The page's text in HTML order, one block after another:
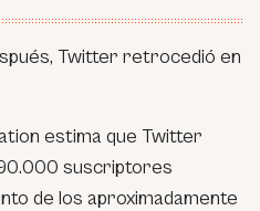
Twitter retrocedió en
estima que Twitter
suscriptores
de los aproximadamente